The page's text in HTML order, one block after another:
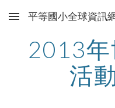
Skip to main content
平等國小全球資訊
2013年
活